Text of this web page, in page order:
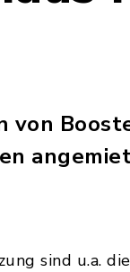
von
sind u.a.